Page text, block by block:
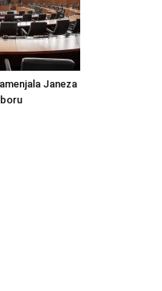
Janeza